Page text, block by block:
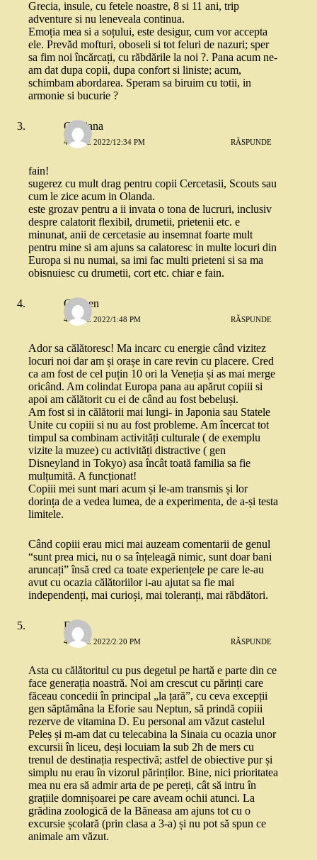
Grecia, insule, cu fetele noastre, 8 si 11 ani, trip
adventure si nu leneveala continua.
Emoția mea si a soțului, este desigur, cum vor accepta
ele. Prevăd mofturi, oboseli si tot feluri de nazuri; sper
sa fim noi încărcați, cu răbdările la noi ?. Pana acum ne-
am dat dupa copii, dupa confort si liniste; acum,
schimbam abordarea. Speram sa biruim cu totii, in
armonie si bucurie ?
Cristiana
4 IULIE 2022/12:34 PM RĂSPUNDE
fain!
sugerez cu mult drag pentru copii Cercetasii, Scouts sau
cum le zice acum in Olanda.
este grozav pentru a ii invata o tona de lucruri, inclusiv
despre calatorit flexibil, drumetii, prietenii etc. e
minunat, anii de cercetasie au insemnat foarte mult
pentru mine si am ajuns sa calatoresc in multe locuri din
Europa si nu numai, sa imi fac multi prieteni si sa ma
obisnuiesc cu drumetii, cort etc. chiar e fain.
Carmen
4 IULIE 2022/1:48 PM RĂSPUNDE
Ador sa călătoresc! Ma incarc cu energie când vizitez
locuri noi dar am și orașe in care revin cu placere. Cred
ca am fost de cel puțin 10 ori la Veneția și as mai merge
oricând. Am colindat Europa pana au apărut copiii si
apoi am călătorit cu ei de când au fost bebeluși.
Am fost si in călătorii mai lungi- in Japonia sau Statele
Unite cu copiii si nu au fost probleme. Am încercat tot
timpul sa combinam activități culturale ( de exemplu
vizite la muzee) cu activități distractive ( gen
Disneyland in Tokyo) asa încât toată familia sa fie
mulțumită. A funcționat!
Copiii mei sunt mari acum și le-am transmis și lor
dorința de a vedea lumea, de a experimenta, de a-și testa
limitele.
Când copiii erau mici mai auzeam comentarii de genul
“sunt prea mici, nu o sa înțeleagă nimic, sunt doar bani
aruncați” însă cred ca toate experiențele pe care le-au
avut cu ocazia călătoriilor i-au ajutat sa fie mai
independenți, mai curioși, mai toleranți, mai răbdători.
Dan
4 IULIE 2022/2:20 PM RĂSPUNDE
Asta cu călătoritul cu pus degetul pe hartă e parte din ce
face generația noastră. Noi am crescut cu părinți care
făceau concedii în principal „la țară”, cu ceva excepții
gen săptămâna la Eforie sau Neptun, să prindă copiii
rezerve de vitamina D. Eu personal am văzut castelul
Peleș și m-am dat cu telecabina la Sinaia cu ocazia unor
excursii în liceu, deși locuiam la sub 2h de mers cu
trenul de destinația respectivă; astfel de obiective pur și
simplu nu erau în vizorul părinților. Bine, nici prioritatea
mea nu era să admir arta de pe pereți, cât să intru în
grațiile domnișoarei pe care aveam ochii atunci. La
grădina zoologică de la Băneasa am ajuns tot cu o
excursie școlară (prin clasa a 3-a) și nu pot să spun ce
animale am văzut.